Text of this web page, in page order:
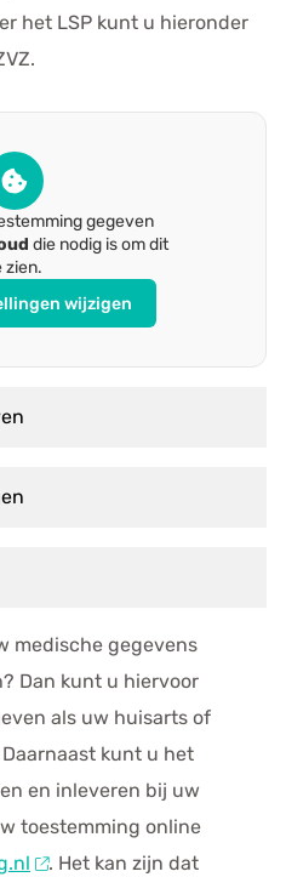
het LSP kunt u hieronder
gegeven
die nodig is om dit
zien.
wijzigen
medische gegevens
Dan kunt u hiervoor
als uw huisarts of
kunt u het
en inleveren bij uw
toestemming online
. Het kan zijn dat